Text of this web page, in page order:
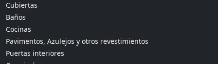
Cubiertas
Baños
Cocinas
Pavimentos, Azulejos y otros revestimientos
Puertas interiores